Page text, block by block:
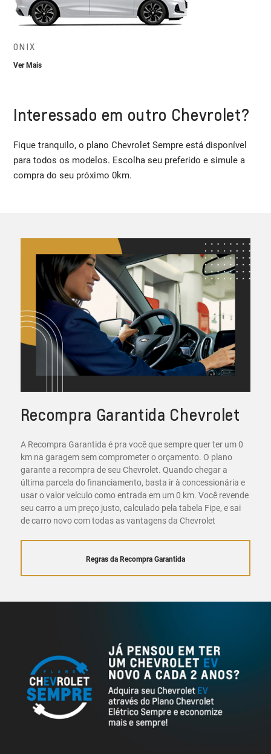
ONIX
Ver Mais
Interessado em outro Chevrolet?
Fique tranquilo, o plano Chevrolet Sempre está disponível
para todos os modelos. Escolha seu preferido e simule a
compra do seu próximo 0km.
Recompra Garantida Chevrolet
A Recompra Garantida é pra você que sempre quer ter um 0
km na garagem sem comprometer o orçamento. O plano
garante a recompra de seu Chevrolet. Quando chegar a
última parcela do financiamento, basta ir à concessionária e
usar o valor veículo como entrada em um 0 km. Você revende
seu carro a um preço justo, calculado pela tabela Fipe, e sai
de carro novo com todas as vantagens da Chevrolet
Regras da Recompra Garantida